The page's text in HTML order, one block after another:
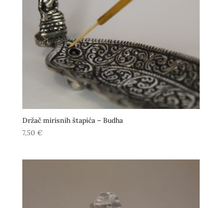
Držač mirisnih štapića – Budha
7,50 €